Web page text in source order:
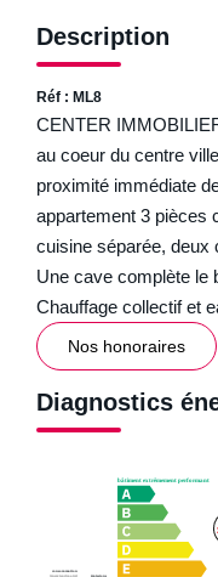
Description
Réf : ML8
CENTER
au coeur du centre
proximité immédiate
appartement 3 pièces
cuisine séparée, deux
Une cave complète le
Chauffage collectif et
Nos honoraires
Diagnostics